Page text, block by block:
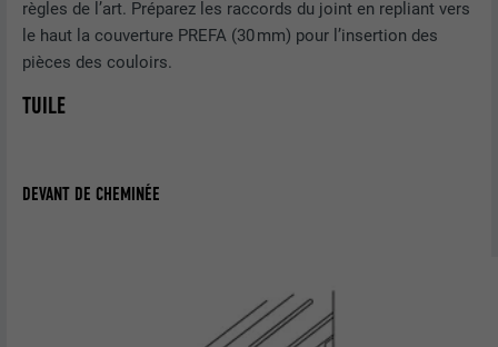
règles de l’art. Préparez les raccords du joint en repliant vers
le haut la couverture PREFA (30 mm) pour l’insertion des
pièces des couloirs.
TUILE
DEVANT DE CHEMINÉE